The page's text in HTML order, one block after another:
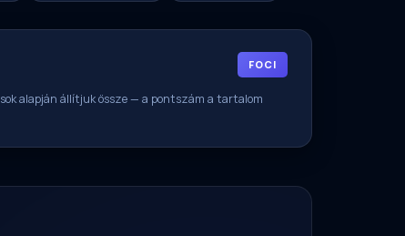
FOCI
alapján állítjuk össze — a pontszám a tartalom